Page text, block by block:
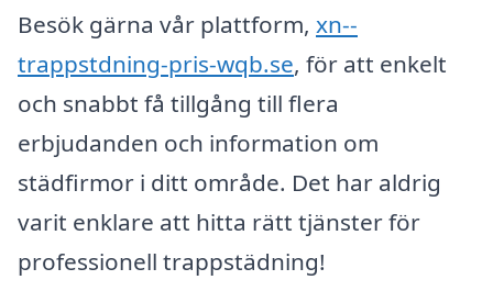
Besök gärna vår plattform, xn--
trappstdning-pris-wqb.se, för att enkelt
och snabbt få tillgång till flera
erbjudanden och information om
städfirmor i ditt område. Det har aldrig
varit enklare att hitta rätt tjänster för
professionell trappstädning!